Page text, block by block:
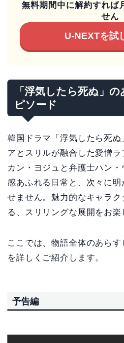
無料期間中に解約すれば
せん
U-NEXTを試
「浮気したら死ぬ」
ピソード
韓国ドラマ「浮気したら死
アとスリルが融合した愛憎
カン・ヨジュと弁護士ハン
感あふれる日常と、次々に
せません。魅力的なキャラ
る、スリリングな展開をお楽
ここでは、物語全体のあら
を詳しくご紹介します。
予告編